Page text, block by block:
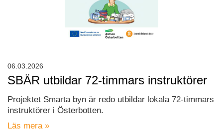
SBÄR utbildar 72-timmars instruktörer
Projektet Smarta byn är redo utbildar lokala 72-timmars
instruktörer i Österbotten.
Läs mera »
06.03.2026